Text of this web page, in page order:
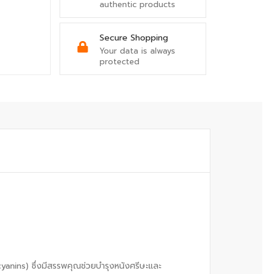
authentic products
Secure Shopping
Your data is always
protected
ซึ่งมีสรรพคุณช่วยบำรุงหนังศรีษะและ